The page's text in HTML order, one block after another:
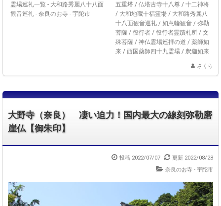
霊場巡礼一覧 - 大和路秀麗八十八面
観音巡礼 - 奈良のお寺 - 宇陀市
五重塔 / 仏塔古寺十八尊 / 十二神将
/ 大和地蔵十福霊場 / 大和路秀麗八
十八面観音巡礼 / 如意輪観音 / 弥勒
菩薩 / 役行者 / 役行者霊蹟札所 / 文
殊菩薩 / 神仏霊場巡拝の道 / 薬師如
来 / 西国薬師四十九霊場 / 釈迦如来
さくら
大野寺（奈良） 凄い迫力！国内最大の線刻弥勒磨
崖仏【御朱印】
投稿 2022/07/07
更新 2022/08/28
奈良のお寺 - 宇陀市